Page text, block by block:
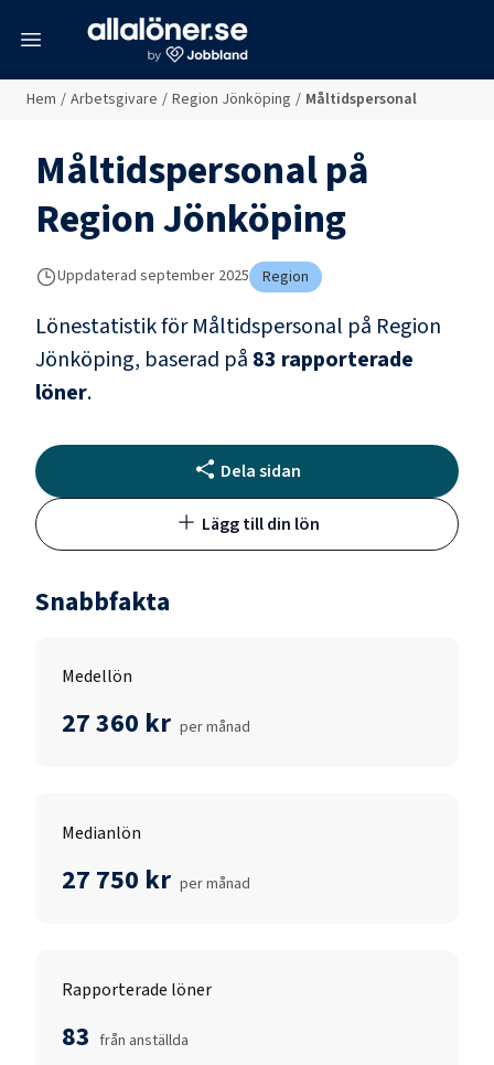
Hem / Arbetsgivare / Region Jönköping / Måltidspersonal
Måltidspersonalpå
Region Jönköping
Uppdaterad september 2025 Region
Lönestatistik förMåltidspersonal på Region
Jönköping, baserad på 83 rapporterade
löner.
Dela sidan
Lägg till din lön
Snabbfakta
Medellön
27 360 kr per månad
Medianlön
27 750 kr per månad
Rapporterade löner
83 från anställda